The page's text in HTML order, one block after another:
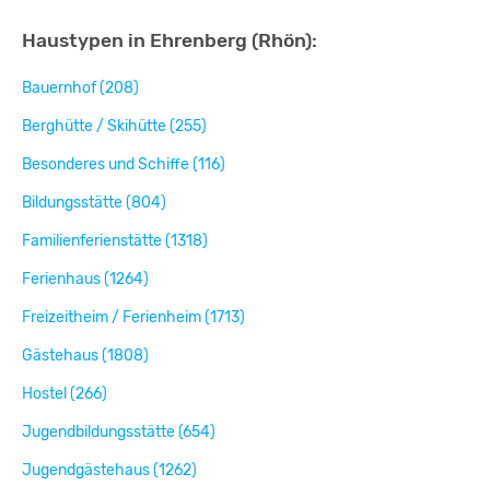
Haustypen in Ehrenberg (Rhön):
Bauernhof (208)
Berghütte / Skihütte (255)
Besonderes und Schiffe (116)
Bildungsstätte (804)
Familienferienstätte (1318)
Ferienhaus (1264)
Freizeitheim / Ferienheim (1713)
Gästehaus (1808)
Hostel (266)
Jugendbildungsstätte (654)
Jugendgästehaus (1262)